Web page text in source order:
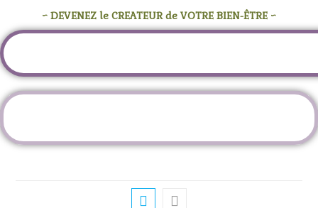
~ DEVENEZ le CREATEUR de VOTRE BIEN-ÊTRE ~